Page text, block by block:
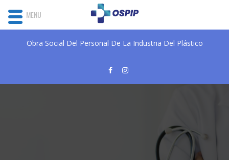
Obra Social Del Personal De La Industria Del Plástico
MENU